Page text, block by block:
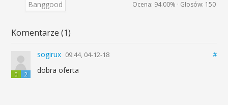
Banggood Ocena: 94.00% · Głosów: 150
Komentarze (1)
0 2
sogirux 09:44, 04-12-18 #
dobra oferta